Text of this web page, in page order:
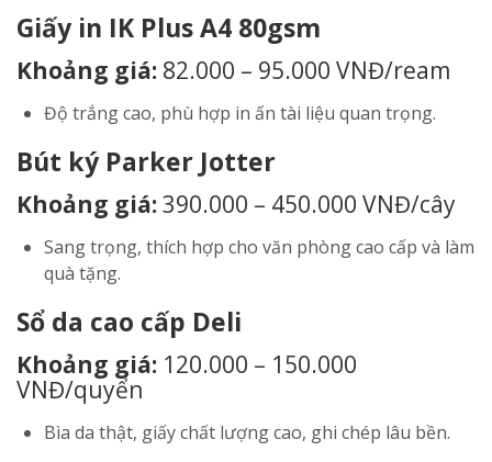
Giấy in IK Plus A4 80gsm
Khoảng giá: 82.000 – 95.000 VNĐ/ream
Độ trắng cao, phù hợp in ấn tài liệu quan trọng.
Bút ký Parker Jotter
Khoảng giá:390.000 – 450.000 VNĐ/cây
Sang trọng, thích hợp cho văn phòng cao cấp và làm
quà tặng.
Sổ da cao cấp Deli
Khoảng giá: 120.000 – 150.000
VNĐ/quyển
Bìa da thật, giấy chất lượng cao, ghi chép lâu bền.